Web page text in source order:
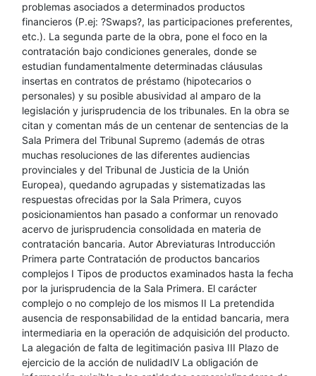
problemas asociados a determinados productos
financieros (P.ej: ?Swaps?, las participaciones preferentes,
etc.). La segunda parte de la obra, pone el foco en la
contratación bajo condiciones generales, donde se
estudian fundamentalmente determinadas cláusulas
insertas en contratos de préstamo (hipotecarios o
personales) y su posible abusividad al amparo de la
legislación y jurisprudencia de los tribunales. En la obra se
citan y comentan más de un centenar de sentencias de la
Sala Primera del Tribunal Supremo (además de otras
muchas resoluciones de las diferentes audiencias
provinciales y del Tribunal de Justicia de la Unión
Europea), quedando agrupadas y sistematizadas las
respuestas ofrecidas por la Sala Primera, cuyos
posicionamientos han pasado a conformar un renovado
acervo de jurisprudencia consolidada en materia de
contratación bancaria. Autor Abreviaturas Introducción
Primera parte Contratación de productos bancarios
complejos I Tipos de productos examinados hasta la fecha
por la jurisprudencia de la Sala Primera. El carácter
complejo o no complejo de los mismos II La pretendida
ausencia de responsabilidad de la entidad bancaria, mera
intermediaria en la operación de adquisición del producto.
La alegación de falta de legitimación pasiva III Plazo de
ejercicio de la acción de nulidadIV La obligación de